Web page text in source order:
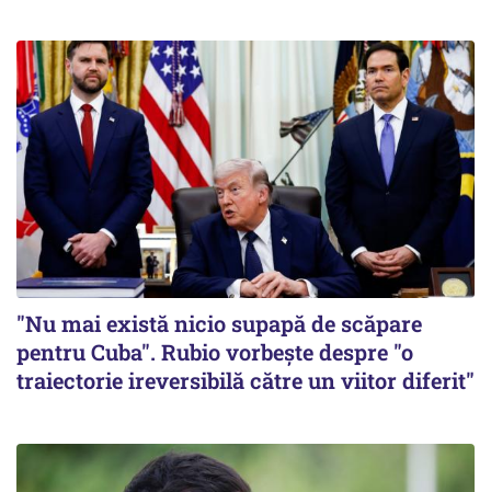
"Nu mai există nicio supapă de scăpare
pentru Cuba". Rubio vorbește despre "o
traiectorie ireversibilă către un viitor diferit"